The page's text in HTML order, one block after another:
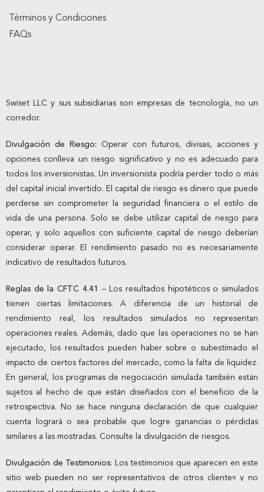
Términos y Condiciones
FAQs
Swiset LLC y sus subsidiarias son empresas de tecnología, no un
corredor.
Divulgación de Riesgo: Operar con futuros, divisas, acciones y
opciones conlleva un riesgo significativo y no es adecuado para
todos los inversionistas. Un inversionista podría perder todo o más
del capital inicial invertido. El capital de riesgo es dinero que puede
perderse sin comprometer la seguridad financiera o el estilo de
vida de una persona. Solo se debe utilizar capital de riesgo para
operar, y solo aquellos con suficiente capital de riesgo deberían
considerar operar. El rendimiento pasado no es necesariamente
indicativo de resultados futuros.
Reglas de la CFTC 4.41
– Los resultados hipotéticos o simulados
tienen ciertas limitaciones. A diferencia de un historial de
rendimiento real, los resultados simulados no representan
operaciones reales. Además, dado que las operaciones no se han
ejecutado, los resultados pueden haber sobre o subestimado el
impacto de ciertos factores del mercado, como la falta de liquidez.
En general, los programas de negociación simulada también están
sujetos al hecho de que están diseñados con el beneficio de la
retrospectiva. No se hace ninguna declaración de que cualquier
cuenta logrará o sea probable que logre ganancias o pérdidas
similares a las mostradas. Consulte la divulgación de riesgos.
Divulgación de Testimonios: Los testimonios que aparecen en este
sitio web pueden no ser representativos de otros clientes y no